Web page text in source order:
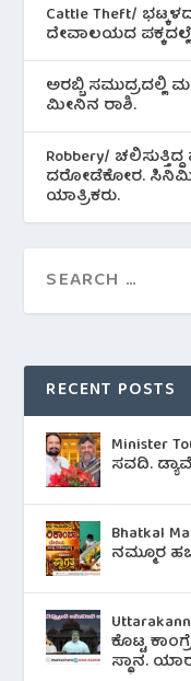
Cattle Theft/
ದೇವಾಲಯದ
ಅರಬ್ಬಿ ಸಮುದ್ರದಲ್ಲಿ
ಮೀನಿನ‌ ರಾಶಿ.
Robbery/
ದರೋಡೆಕೋರ.
ಯಾತ್ರಿಕರು.
RECENT POSTS
Minister
ಸವದಿ.
Bhatkal
ನಮ್ಮೂರ
ಕೊಟ್ಟ
ಸ್ಥಾನ.